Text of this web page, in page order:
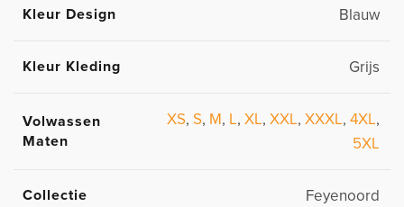
Kleur Design Blauw
Kleur Kleding Grijs
Volwassen
Maten
XS, S, M, L, XL, XXL, XXXL, 4XL,
5XL
Collectie Feyenoord